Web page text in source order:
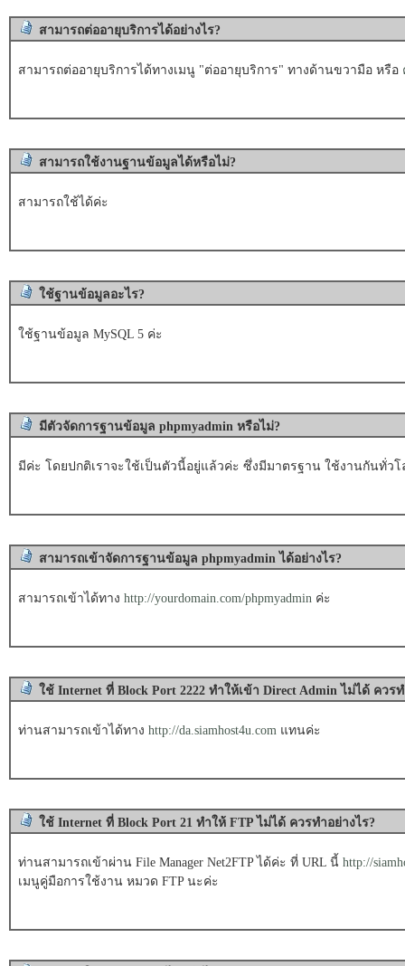
สามารถต่ออายุบริการได้อย่างไร?
สามารถต่ออายุบริการได้ทางเมนู "ต่ออายุบริการ" ทางด้านขวามือ หรือ
สามารถใช้งานฐานข้อมูลได้หรือไม่?
สามารถใช้ได้ค่ะ
ใช้ฐานข้อมูลอะไร?
ใช้ฐานข้อมูล MySQL 5 ค่ะ
มีตัวจัดการฐานข้อมูล phpmyadmin หรือไม่?
มีค่ะ โดยปกติเราจะใช้เป็นตัวนี้อยู่แล้วค่ะ ซึ่งมีมาตรฐาน ใช้งานกันทั่วโ
สามารถเข้าจัดการฐานข้อมูล phpmyadmin ได้อย่างไร?
สามารถเข้าได้ทาง http://yourdomain.com/phpmyadmin ค่ะ
ใช้ Internet ที่ Block Port 2222 ทำให้เข้า Direct Admin ไม่ได้ ควร
ท่านสามารถเข้าได้ทาง http://da.siamhost4u.com แทนค่ะ
ใช้ Internet ที่ Block Port 21 ทำให้ FTP ไม่ได้ ควรทำอย่างไร?
ท่านสามารถเข้าผ่าน File Manager Net2FTP ได้ค่ะ ที่ URL นี้ http://
เมนูคู่มือการใช้งาน หมวด FTP นะค่ะ